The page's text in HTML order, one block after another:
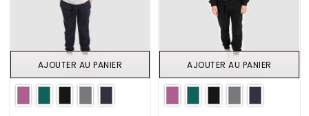
AJOUTER AU PANIER AJOUTER AU PANIER